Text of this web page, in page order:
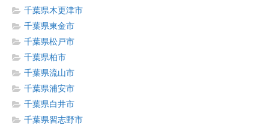
千葉県木更津市
千葉県東金市
千葉県松戸市
千葉県柏市
千葉県流山市
千葉県浦安市
千葉県白井市
千葉県習志野市